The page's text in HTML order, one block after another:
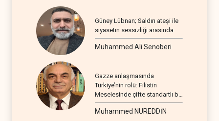
Güney Lübnan; Saldırı ateşi ile
siyasetin sessizliği arasında
Muhammed Ali Senoberi
Gazze anlaşmasında
Türkiye’nin rolü: Filistin
Meselesinde çifte standartlı bir
seyir
Muhammed NUREDDİN